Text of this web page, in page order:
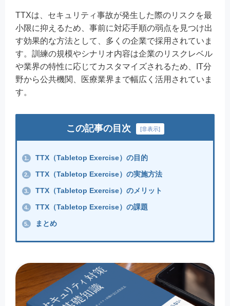
TTXは、セキュリティ事故が発生した際のリスクを最
小限に抑えるため、事前に対応手順の弱点を見つけ出
す効果的な方法として、多くの企業で採用されていま
す。訓練の規模やシナリオ内容は企業のリスクレベル
や業界の特性に応じてカスタマイズされるため、IT分
野から公共機関、医療業界まで幅広く活用されていま
す。
この記事の目次 [非表示]
1. TTX（Tabletop Exercise）の目的
2. TTX（Tabletop Exercise）の実施方法
3. TTX（Tabletop Exercise）のメリット
4. TTX（Tabletop Exercise）の課題
5. まとめ